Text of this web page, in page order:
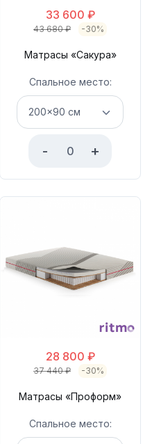
33 600 ₽
43 680₽ -30%
Матрасы «Сакура»
Спальное место:
- +
28 800 ₽
37 440₽ -30%
Матрасы «Проформ»
Спальное место: